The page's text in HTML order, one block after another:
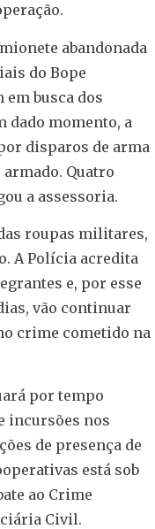
abandonada
do Bope
busca dos
dado momento, a
disparos de arma
Quatro
a assessoria.
roupas militares,
A Polícia acredita
e, por esse
vão continuar
crime cometido na
por tempo
incursões nos
de presença de
está sob
ao Crime
Civil.